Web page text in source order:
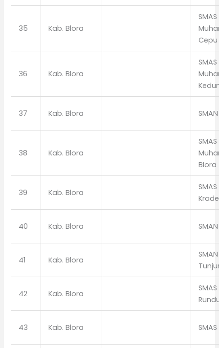
35 Kab. Blora
SMAS
Cepu
36 Kab. Blora
SMAS
37 Kab. Blora
38 Kab. Blora
SMAS
Blora
39 Kab. Blora
SMAS
40 Kab. Blora
41 Kab. Blora
SMAN
42 Kab. Blora
43 Kab. Blora